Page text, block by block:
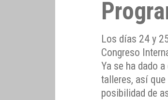
Los días 24 y
Congreso
Ya se ha dado
talleres, así
posibilidad de